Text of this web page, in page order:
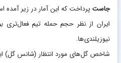
جاستپرداخت که این آمار در زیر آمده
نیوزیلندی‌ها.
شاخص گل‌های مورد انتظار (شانس گل) ایران: ۱.۵۰ و